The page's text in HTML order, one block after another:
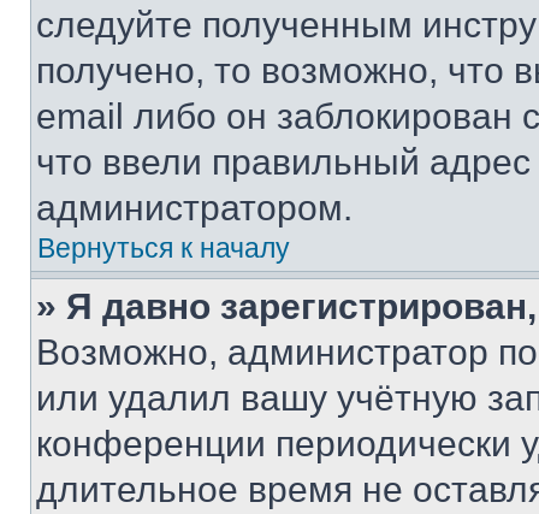
следуйте полученным
получено, то возможно, что
email либо он
что ввели правильный адрес
администратором.
Вернуться к началу
» Я давно
Возможно, администратор
или удалил вашу учётную
конференции периодически
длительное время не